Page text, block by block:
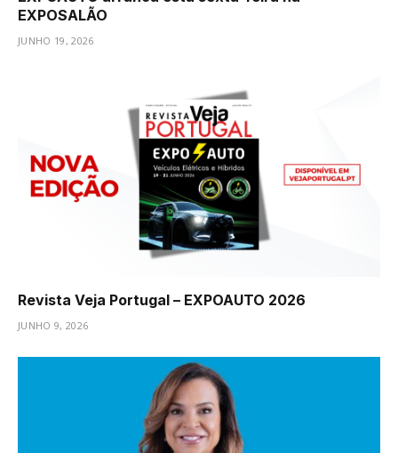
EXPOSALÃO
JUNHO 19, 2026
Revista Veja Portugal – EXPOAUTO 2026
JUNHO 9, 2026